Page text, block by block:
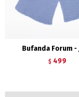
Bufanda Forum -
$ 499